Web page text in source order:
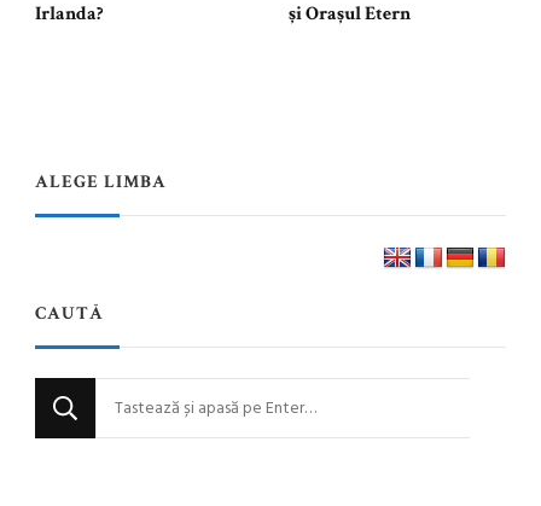
Irlanda?
și Orașul Etern
ALEGE LIMBA
CAUTĂ
Cauți
ceva?